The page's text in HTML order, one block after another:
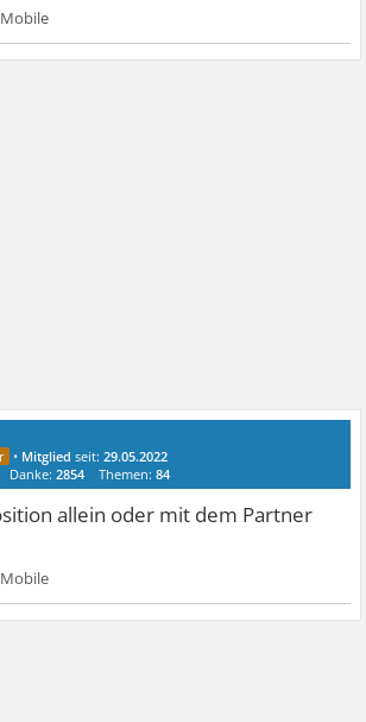
• Mitglied seit:29.05.2022
Danke:2854 Themen:84
allein oder mit dem Partner